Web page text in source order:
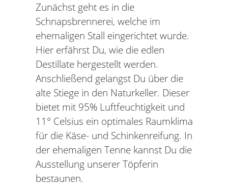
Zunächst geht es in die
Schnapsbrennerei, welche im
ehemaligen Stall eingerichtet wurde.
Hier erfährst Du, wie die edlen
Destillate hergestellt werden.
Anschließend gelangst Du über die
alte Stiege in den Naturkeller. Dieser
bietet mit 95% Luftfeuchtigkeit und
11° Celsius ein optimales Raumklima
für die Käse- und Schinkenreifung. In
der ehemaligen Tenne kannst Du die
Ausstellung unserer Töpferin
bestaunen.